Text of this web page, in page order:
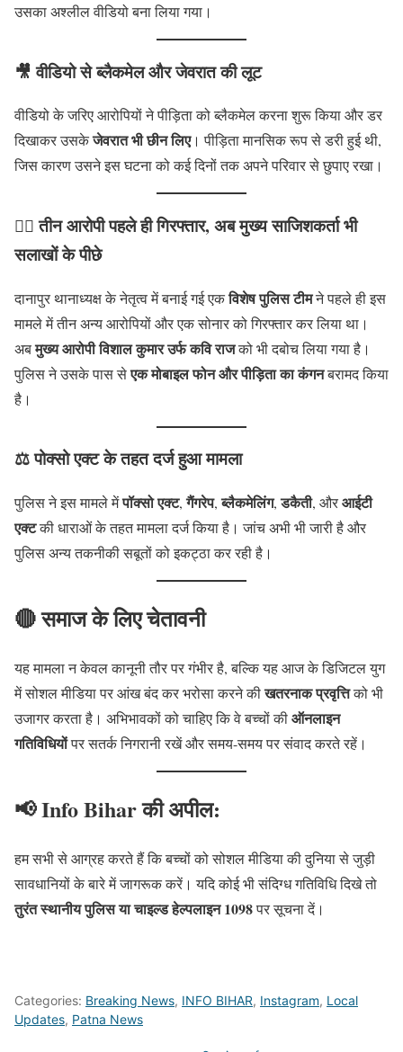
उसका अश्लील वीडियो बना लिया गया।
🎥वीडियो से ब्लैकमेल और जेवरात की लूट
वीडियो के जरिए आरोपियों ने पीड़िता को ब्लैकमेल करना शुरू किया और डर
दिखाकर उसकेजेवरात भी छीन लिए। पीड़िता मानसिक रूप से डरी हुई थी,
जिस कारण उसने इस घटना को कई दिनों तक अपने परिवार से छुपाए रखा।
👮‍♀️तीन आरोपी पहले ही गिरफ्तार, अब मुख्य साजिशकर्ता भी
सलाखों के पीछे
दानापुर थानाध्यक्ष के नेतृत्व में बनाई गई एकविशेष पुलिस टीमने पहले ही इस
मामले में तीन अन्य आरोपियों और एक सोनार को गिरफ्तार कर लिया था।
अबमुख्य आरोपी विशाल कुमार उर्फ कवि राजको भी दबोच लिया गया है।
पुलिस ने उसके पास सेएक मोबाइल फोन और पीड़िता का कंगनबरामद किया
है।
⚖️पोक्सो एक्ट के तहत दर्ज हुआ मामला
पुलिस ने इस मामले मेंपॉक्सो एक्ट,गैंगरेप,ब्लैकमेलिंग,डकैती, औरआईटी
एक्टकी धाराओं के तहत मामला दर्ज किया है। जांच अभी भी जारी है और
पुलिस अन्य तकनीकी सबूतों को इकट्ठा कर रही है।
🔴समाज के लिए चेतावनी
यह मामला न केवल कानूनी तौर पर गंभीर है, बल्कि यह आज के डिजिटल युग
में सोशल मीडिया पर आंख बंद कर भरोसा करने कीखतरनाक प्रवृत्तिको भी
उजागर करता है। अभिभावकों को चाहिए कि वे बच्चों कीऑनलाइन
गतिविधियोंपर सतर्क निगरानी रखें और समय-समय पर संवाद करते रहें।
📢Info Bihar की अपील:
हम सभी से आग्रह करते हैं कि बच्चों को सोशल मीडिया की दुनिया से जुड़ी
सावधानियों के बारे में जागरूक करें। यदि कोई भी संदिग्ध गतिविधि दिखे तो
तुरंत स्थानीय पुलिस या चाइल्ड हेल्पलाइन 1098पर सूचना दें।
Categories: Breaking News, INFO BIHAR, Instagram, Local
Updates, Patna News